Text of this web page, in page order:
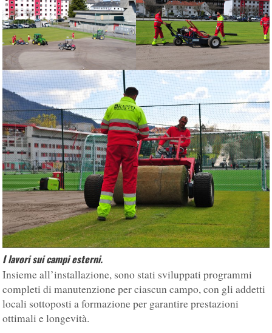
I lavori sui campi esterni.
Insieme all’installazione, sono stati sviluppati programmi
completi di manutenzione per ciascun campo, con gli addetti
locali sottoposti a formazione per garantire prestazioni
ottimali e longevità.